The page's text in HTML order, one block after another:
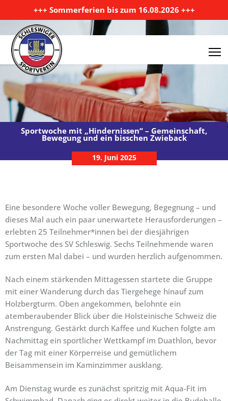
+++ Sommerferien bis zum 16.08.2026 +++
Zum Inhalt springen
Sportwoche mit „Hindernissen“ – Gemeinschaft,
Bewegung und ein bisschen Zwieback
19. Juni 2025
Eine besondere Woche voller Bewegung, Begegnung – und
dieses Mal auch ein paar unerwartete Herausforderungen –
erlebten 25 Teilnehmer*innen bei der diesjährigen
Sportwoche des SV Schleswig. Sechs Teilnehmende waren
zum ersten Mal dabei – und wurden herzlich aufgenommen.
Nach einem stärkenden Mittagessen startete die Gruppe
mit einer Wanderung durch das Tiergehege hinauf zum
Holzbergturm. Oben angekommen, belohnte ein
atemberaubender Blick über die Holsteinische Schweiz die
Anstrengung. Gestärkt durch Kaffee und Kuchen folgte am
Nachmittag ein sportlicher Wettkampf im Duathlon, bevor
der Tag mit einer Körperreise und gemütlichem
Beisammensein im Kaminzimmer ausklang.
Am Dienstag wurde es zunächst spritzig mit Aqua-Fit im